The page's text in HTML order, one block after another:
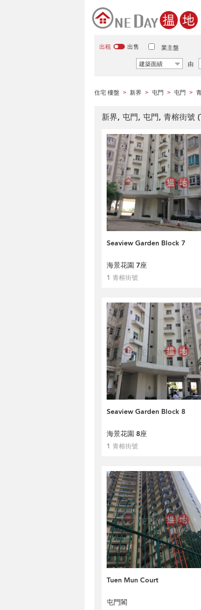
出租 出售 業主盤
建築面績
由
住宅 樓盤 > 新界 > 屯門 > 屯門 >
新界, 屯門, 屯門, 青榕街號
Seaview Garden Block 7
海景花園 7座
1 青榕街號
Seaview Garden Block 8
海景花園 8座
1 青榕街號
Tuen Mun Court
屯門閣